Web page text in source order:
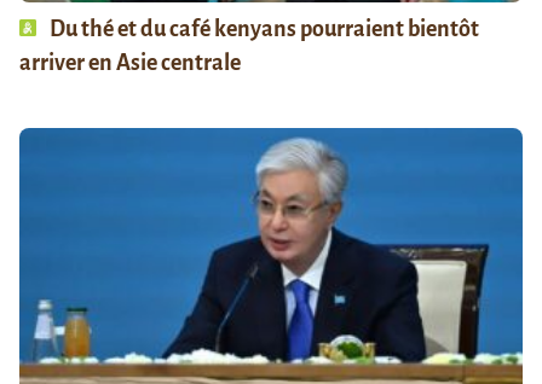
Du thé et du café kenyans pourraient bientôt
arriver en Asie centrale